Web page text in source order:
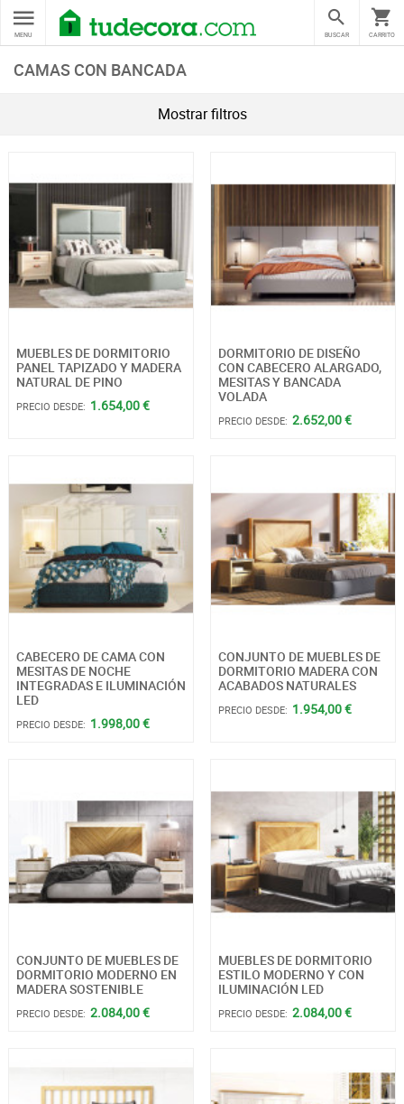
MENU CARRITO
BUSCAR
CAMAS CON BANCADA
Mostrar filtros
MUEBLES DE DORMITORIO
PANEL TAPIZADO Y MADERA
NATURAL DE PINO
PRECIO DESDE: 1.654,00 €
DORMITORIO DE DISEÑO
CON CABECERO ALARGADO,
MESITAS Y BANCADA
VOLADA
PRECIO DESDE: 2.652,00 €
CABECERO DE CAMA CON
MESITAS DE NOCHE
INTEGRADAS E ILUMINACIÓN
LED
PRECIO DESDE: 1.998,00 €
CONJUNTO DE MUEBLES DE
DORMITORIO MADERA CON
ACABADOS NATURALES
PRECIO DESDE: 1.954,00 €
CONJUNTO DE MUEBLES DE
DORMITORIO MODERNO EN
MADERA SOSTENIBLE
PRECIO DESDE: 2.084,00 €
MUEBLES DE DORMITORIO
ESTILO MODERNO Y CON
ILUMINACIÓN LED
PRECIO DESDE: 2.084,00 €